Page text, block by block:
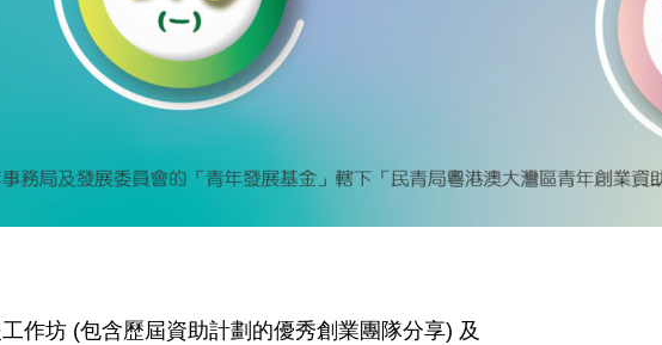
作坊 (包含歷屆資助計劃的優秀創業團隊分享) 及